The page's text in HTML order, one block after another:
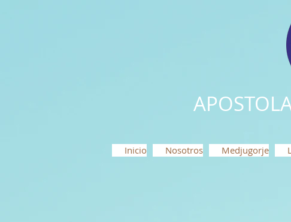
Inicio Nosotros Medjugorje